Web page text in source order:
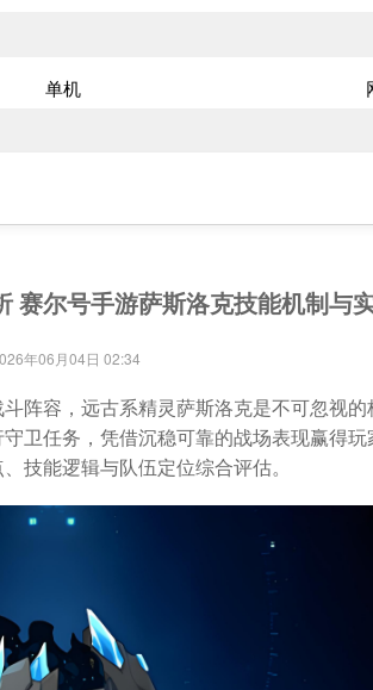
单机
赛尔号手游萨斯洛克技能机制与
年06月04日 02:34
阵容，远古系精灵萨斯洛克是不可忽视
卫任务，凭借沉稳可靠的战场表现赢得
技能逻辑与队伍定位综合评估。